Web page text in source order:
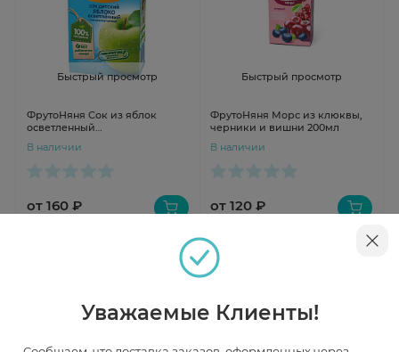
Быстрый просмотр
ФрутоНяня Сок из яблок
осветленный
В наличии
от 160 ₽
Быстрый просмотр
ФрутоНяня Морс из клюквы,
черники и вишни 200мл
В наличии
от 120 ₽
Уважаемые Клиенты!